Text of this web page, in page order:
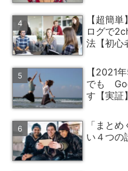
【超簡
ログで
法【初心
【2021
でも
す【実証】
「まと
い４つの